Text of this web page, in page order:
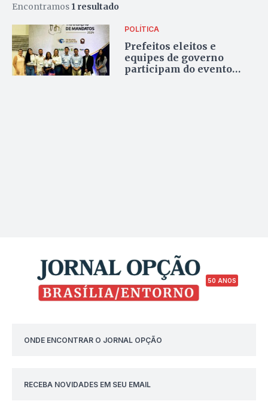
Encontramos 1 resultado
POLÍTICA
Prefeitos eleitos e
equipes de governo
participam do evento
50 ANOS
ONDE ENCONTRAR O JORNAL OPÇÃO
RECEBA NOVIDADES EM SEU EMAIL